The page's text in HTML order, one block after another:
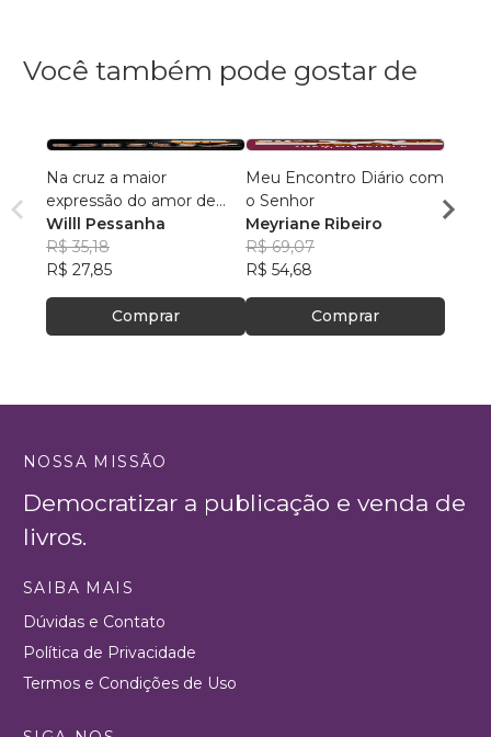
Você também pode gostar de
Na cruz a maior
expressão do amor de
Deus
Willl Pessanha
R$ 35,18
R$ 27,85
Comprar
Meu Encontro Diário com
o Senhor
Meyriane Ribeiro
R$ 69,07
R$ 54,68
Comprar
Elias
R$
NOSSA MISSÃO
Democratizar a publicação e venda de
livros.
SAIBA MAIS
Dúvidas e Contato
Política de Privacidade
Termos e Condições de Uso